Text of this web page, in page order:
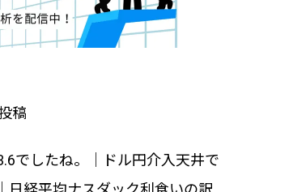
ドル円2026年はどうなる？年間
と直近の目標値
る傾向
から理解する
2026年3月は結構重要な値動き
になるかも知れない・・。
ダック
稿
でしたね。｜ドル円介入天井で